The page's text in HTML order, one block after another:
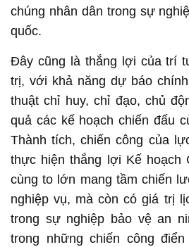
chúng nhân dân trong sự
quốc.
Đây cũng là thắng lợi của trí
trị, với khả năng dự báo
thuật chỉ huy, chỉ đạo, chủ
quả các kế hoạch chiến đấu
Thành tích, chiến công của
thực hiện thắng lợi Kế hoạch
cùng to lớn mang tầm chiến
nghiệp vụ, mà còn có giá trị
trong sự nghiệp bảo vệ an
trong những chiến công